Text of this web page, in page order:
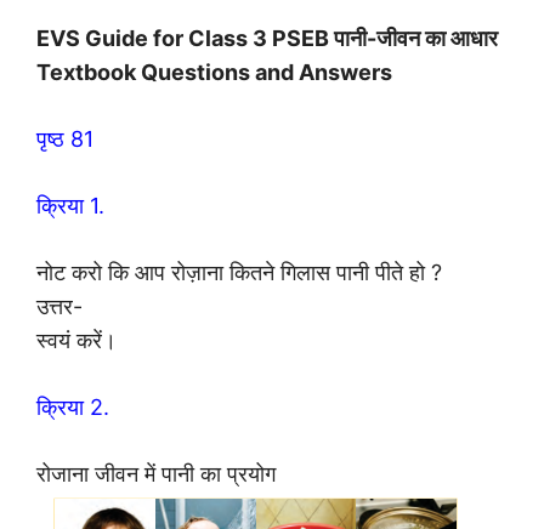
EVS Guide for Class 3 PSEB पानी-जीवन का आधार
Textbook Questions and Answers
पृष्ठ 81
क्रिया 1.
नोट करो कि आप रोज़ाना कितने गिलास पानी पीते हो ?
उत्तर-
स्वयं करें।
क्रिया 2.
रोजाना जीवन में पानी का प्रयोग